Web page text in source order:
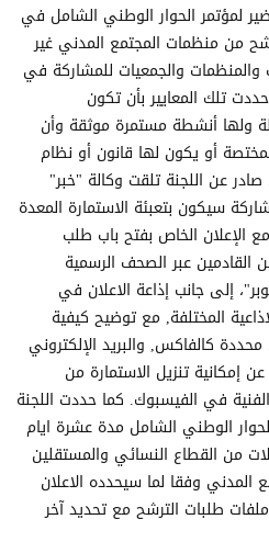
لمؤتمر الحوار الوطني الشامل في
من منظمات المجتمع المدني غير
والمنظمات والجمعيات للمشاركة في
تلك المعايير بأن تكون
ولها أنشطة مستمرة موثقة وأن
أو يكون لها قانون أو نظام
عن اللجنة تلقت وكالة "خبر"
سيكون بتعبئة الاستمارة المعدة
الإعلان الخاص بفتح باب طلب
القادمين عبر الصحف الرسمية
إلى جانب إذاعة الاعلان في
المختلفة, مع توضيح كيفية
كالفاكس, والبريد الإلكتروني
إمكانية تنزيل الاستمارة من
في الفيسبوك. كما حددت اللجنة
الوطني الشامل مدة عشرة ايام
من القطاع النسائي والمستقلين
وفقا لما سيحدده الاعلان
طلبات الترشح مع تحديد آخر